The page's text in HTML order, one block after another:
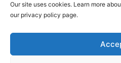
Our site uses cookies. Learn more
our privacy policy page.
Load